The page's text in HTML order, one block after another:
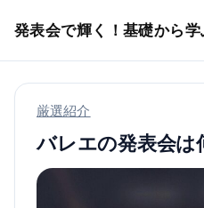
厳選紹介
バレエの発表会は